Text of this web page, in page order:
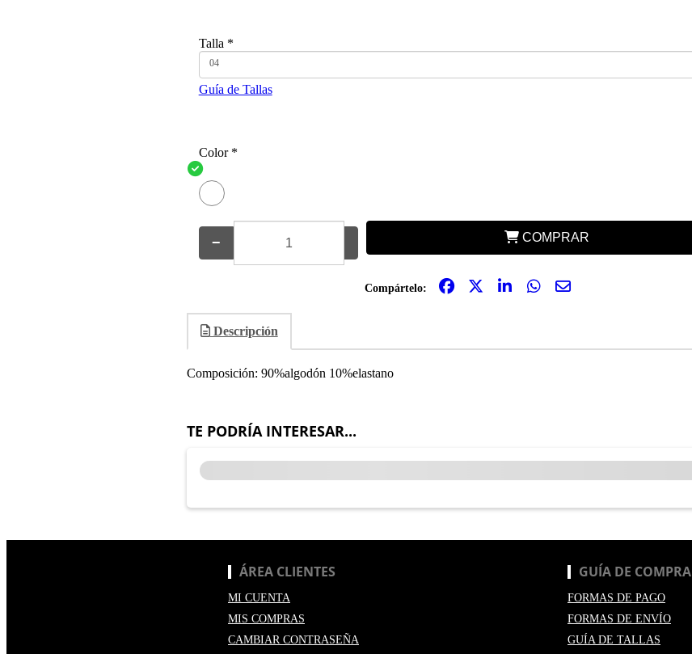
Talla *
04
Guía de Tallas
Color *
− COMPRAR
Compártelo:
Descripción
Composición: 90%algodón 10%elastano
TE PODRÍA INTERESAR...
ÁREA CLIENTES
MI CUENTA
MIS COMPRAS
CAMBIAR CONTRASEÑA
GUÍA DE COMPRA
FORMAS DE PAGO
FORMAS DE ENVÍO
GUÍA DE TALLAS